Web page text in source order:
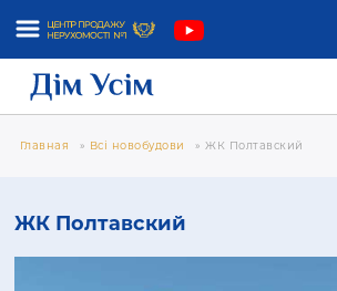
Главная » Всі новобудови » ЖК Полтавский
ЖК Полтавский